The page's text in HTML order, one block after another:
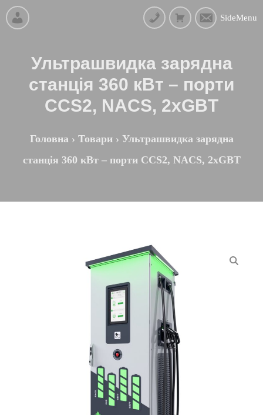
SideMenu
Ультрашвидка зарядна
станція 360 кВт – порти
CCS2, NACS, 2хGBT
Головна › Товари› Ультрашвидка зарядна
станція 360 кВт – порти CCS2, NACS, 2хGBT